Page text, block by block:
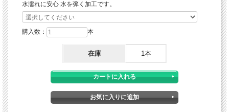
水濡れに安心 水を弾く加工です。
購入数： 本
在庫 1本